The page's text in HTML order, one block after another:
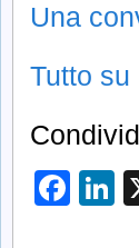
Una
Tutto su